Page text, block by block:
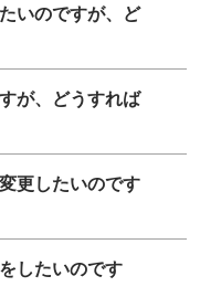
いのですが、ど
が、どうすれば
更したいのです
したいのです